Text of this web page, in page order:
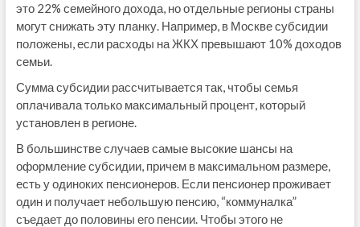
это 22% семейного дохода, но отдельные регионы страны
могут снижать эту планку. Например, в Москве субсидии
положены, если расходы на ЖКХ превышают 10% доходов
семьи.
Сумма субсидии рассчитывается так, чтобы семья
оплачивала только максимальный процент, который
установлен в регионе.
В большинстве случаев самые высокие шансы на
оформление субсидии, причем в максимальном размере,
есть у одиноких пенсионеров. Если пенсионер проживает
один и получает небольшую пенсию, “коммуналка”
съедает до половины его пенсии. Чтобы этого не